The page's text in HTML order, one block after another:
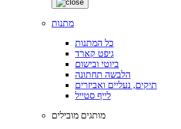
מתנות
כל המתנות
גיפט קארד
ביוטי ובישום
הלבשה תחתונה
תיקים, נעליים ואביזרים
לייף סטייל
מותגים מובילים